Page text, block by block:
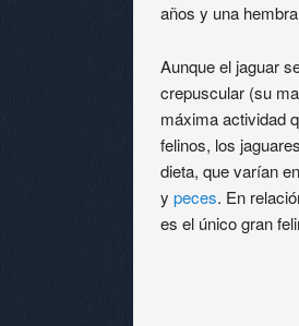
años y una
Aunque el jaguar
crepuscular (su
máxima actividad
felinos, los
dieta, que varían
y peces. En
es el único gran